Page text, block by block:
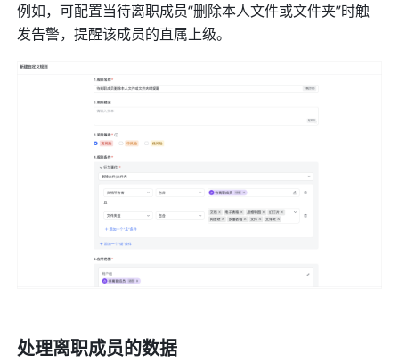
例如，可配置当待离职成员“删除本人文件或文件夹”时触
发告警，提醒该成员的直属上级。
处理离职成员的数据